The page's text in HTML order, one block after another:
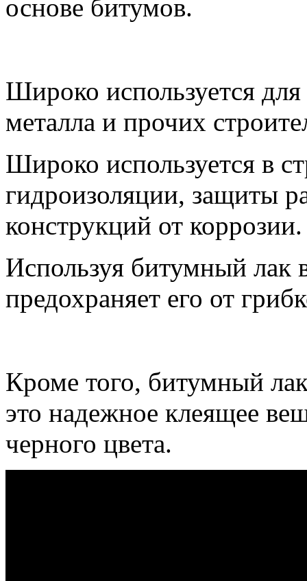
основе битумов.
Широко используется
металла и прочих
Широко используется в
гидроизоляции, защиты
конструкций от коррозии.
Используя битумный лак
предохраняет его от
Кроме того, битумный
это надежное клеящее
черного цвета.